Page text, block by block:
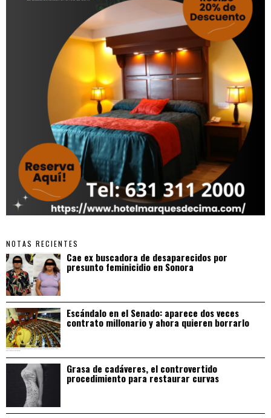
NOTAS RECIENTES
Cae ex buscadora de desaparecidos por
presunto feminicidio en Sonora
Escándalo en el Senado: aparece dos veces
contrato millonario y ahora quieren borrarlo
Grasa de cadáveres, el controvertido
procedimiento para restaurar curvas